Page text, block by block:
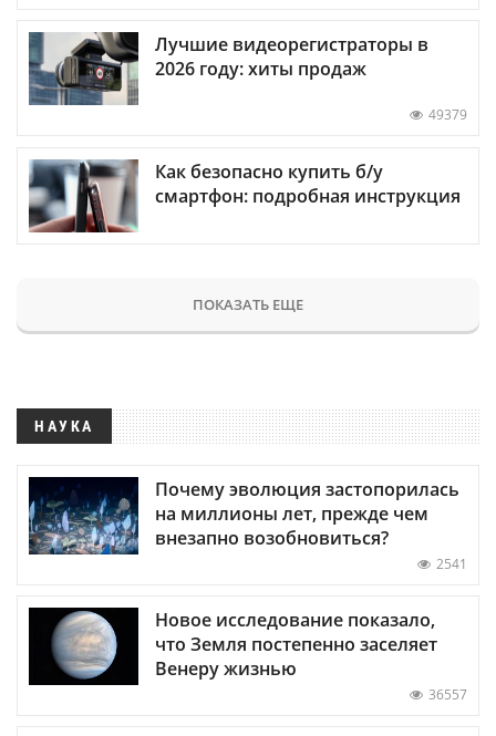
Лучшие видеорегистраторы в
2026 году: хиты продаж
49379
Как безопасно купить б/у
смартфон: подробная инструкция
ПОКАЗАТЬ ЕЩЕ
НАУКА
Почему эволюция застопорилась
на миллионы лет, прежде чем
внезапно возобновиться?
2541
Новое исследование показало,
что Земля постепенно заселяет
Венеру жизнью
36557